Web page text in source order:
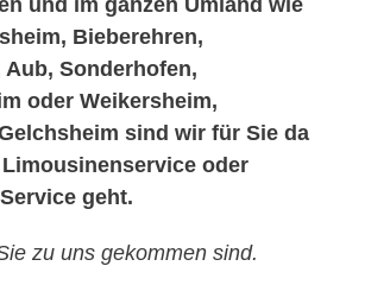
und im ganzen Umland wie
Bieberehren,
Aub, Sonderhofen,
oder Weikersheim,
sind wir für Sie da
oder
geht.
zu uns gekommen sind.